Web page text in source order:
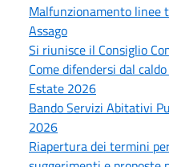
Malfunzionamento linee
Assago
Si riunisce il Consiglio
Come difendersi dal
Estate 2026
Bando Servizi Abitativi
2026
Riapertura dei termini